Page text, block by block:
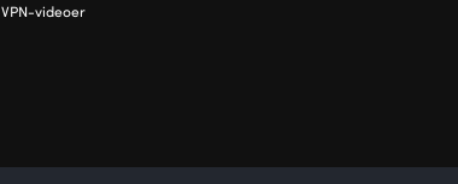
VPN-videoer